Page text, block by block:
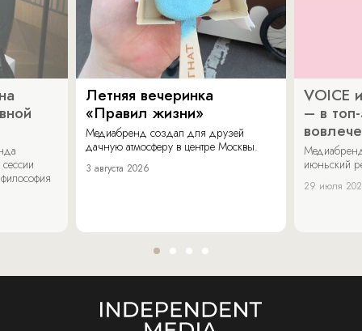
Летняя вечеринка
«Правил жизни»
Медиабренд создал для друзей
дачную атмосферу в центре Москвы.
3 августа 2026
VOICE
– в
июньский
29 июля